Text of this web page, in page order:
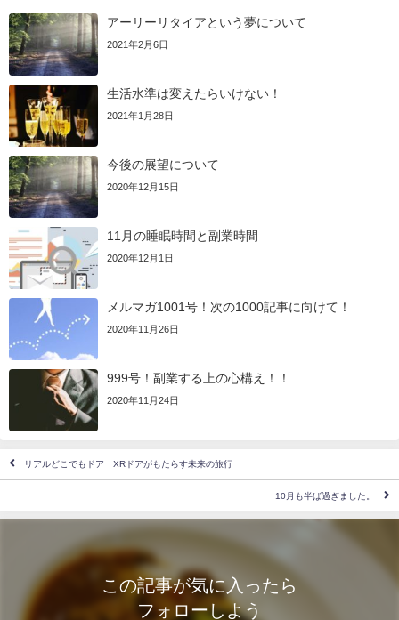
アーリーリタイアという夢について
2021年2月6日
生活水準は変えたらいけない！
2021年1月28日
今後の展望について
2020年12月15日
11月の睡眠時間と副業時間
2020年12月1日
メルマガ1001号！次の1000記事に向けて！
2020年11月26日
999号！副業する上の心構え！！
2020年11月24日
リアルどこでもドア XRドアがもたらす未来の旅行
10月も半ば過ぎました。
この記事が気に入ったら
フォローしよう